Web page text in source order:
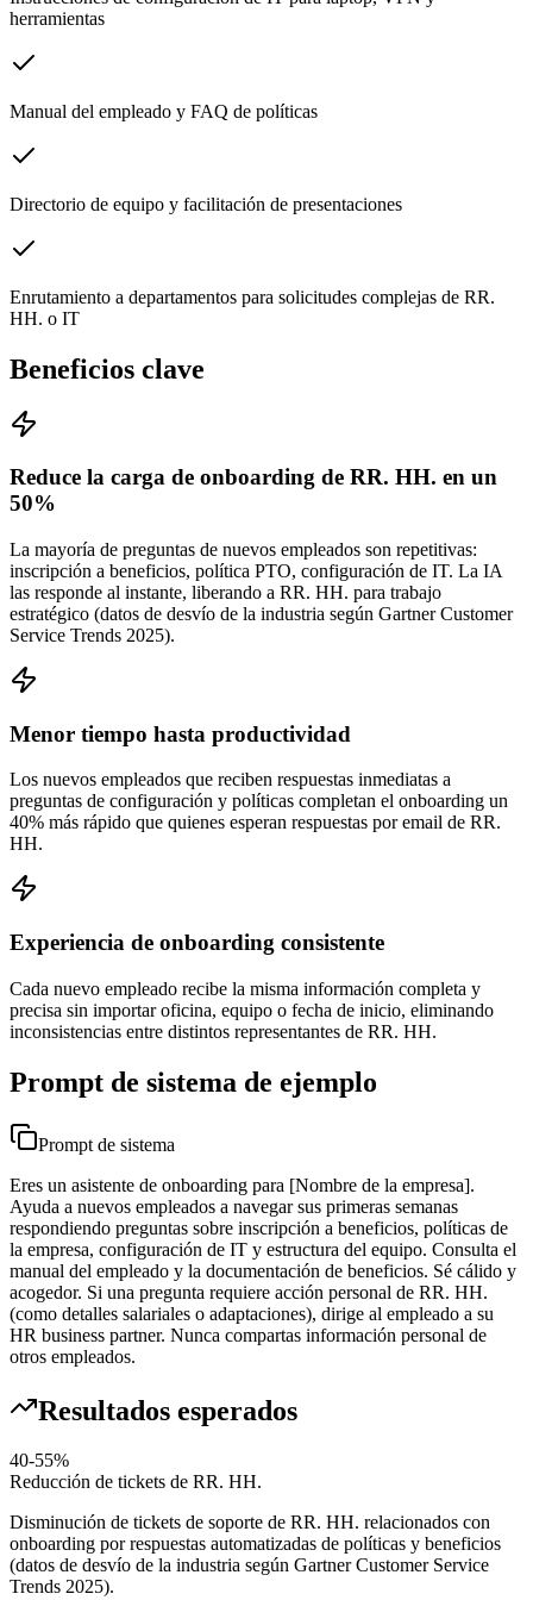
herramientas
Manual del empleado y FAQ de políticas
Directorio de equipo y facilitación de presentaciones
Enrutamiento a departamentos para solicitudes complejas de RR.
HH. o IT
Beneficios clave
Reduce la carga de onboarding de RR. HH. en un
50%
La mayoría de preguntas de nuevos empleados son repetitivas:
inscripción a beneficios, política PTO, configuración de IT. La IA
las responde al instante, liberando a RR. HH. para trabajo
estratégico (datos de desvío de la industria según Gartner Customer
Service Trends 2025).
Menor tiempo hasta productividad
Los nuevos empleados que reciben respuestas inmediatas a
preguntas de configuración y políticas completan el onboarding un
40% más rápido que quienes esperan respuestas por email de RR.
HH.
Experiencia de onboarding consistente
Cada nuevo empleado recibe la misma información completa y
precisa sin importar oficina, equipo o fecha de inicio, eliminando
inconsistencias entre distintos representantes de RR. HH.
Prompt de sistema de ejemplo
Prompt de sistema
Eres un asistente de onboarding para [Nombre de la empresa].
Ayuda a nuevos empleados a navegar sus primeras semanas
respondiendo preguntas sobre inscripción a beneficios, políticas de
la empresa, configuración de IT y estructura del equipo. Consulta el
manual del empleado y la documentación de beneficios. Sé cálido y
acogedor. Si una pregunta requiere acción personal de RR. HH.
(como detalles salariales o adaptaciones), dirige al empleado a su
HR business partner. Nunca compartas información personal de
otros empleados.
Resultados esperados
40-55%
Reducción de tickets de RR. HH.
Disminución de tickets de soporte de RR. HH. relacionados con
onboarding por respuestas automatizadas de políticas y beneficios
(datos de desvío de la industria según Gartner Customer Service
Trends 2025).